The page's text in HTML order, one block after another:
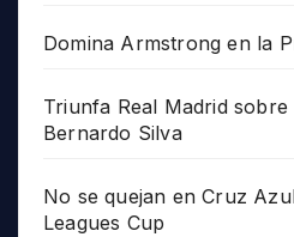
Domina Armstrong en la
Triunfa Real Madrid
Bernardo Silva
No se quejan en Cruz
Leagues Cup